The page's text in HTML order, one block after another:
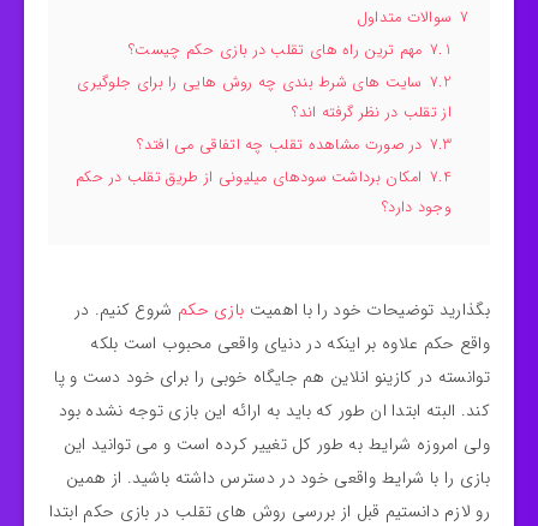
7 سوالات متداول
7.1 مهم ترین راه های تقلب در بازی حکم چیست؟
7.2 سایت های شرط بندی چه روش هایی را برای جلوگیری
از تقلب در نظر گرفته اند؟
7.3 در صورت مشاهده تقلب چه اتفاقی می افتد؟
7.4 امکان برداشت سودهای میلیونی از طریق تقلب در حکم
وجود دارد؟
بگذارید توضیحات خود را با اهمیت بازی حکم شروع کنیم. در
واقع حکم علاوه بر اینکه در دنیای واقعی محبوب است بلکه
توانسته در کازینو انلاین هم جایگاه خوبی را برای خود دست و پا
کند. البته ابتدا ان طور که باید به ارائه این بازی توجه نشده بود
ولی امروزه شرایط به طور کل تغییر کرده است و می توانید این
بازی را با شرایط واقعی خود در دسترس داشته باشید. از همین
رو لازم دانستیم قبل از بررسی روش های تقلب در بازی حکم ابتدا